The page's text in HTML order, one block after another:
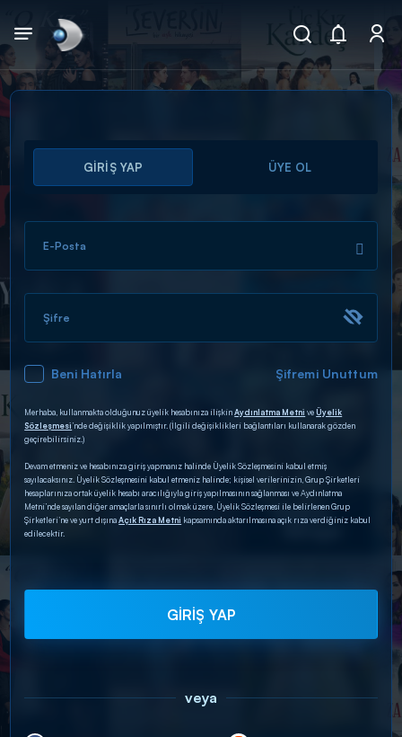
Arama
ARAMA SONUÇLARI
DİĞER SONUÇLAR
GİRİŞ YAP ÜYE OL
E-Posta
Şifre
Beni Hatırla Şifremi Unuttum
Merhaba, kullanmakta olduğunuz üyelik hesabınıza ilişkinAydınlatma Metni veÜyelik
Sözleşmesi’nde değişiklik yapılmıştır. (İlgili değişiklikleri bağlantıları kullanarak gözden
geçirebilirsiniz.)
Devam etmeniz ve hesabınıza giriş yapmanız halinde Üyelik Sözleşmesini kabul etmiş
sayılacaksınız. Üyelik Sözleşmesini kabul etmeniz halinde; kişisel verilerinizin, Grup Şirketleri
hesaplarınıza ortak üyelik hesabı aracılığıyla giriş yapılmasının sağlanması ve Aydınlatma
Metni’nde sayılan diğer amaçlarla sınırlı olmak üzere, Üyelik Sözleşmesi ile belirlenen Grup
Şirketleri’ne ve yurt dışınaAçık Rıza Metni kapsamında aktarılmasına açık rıza verdiğiniz kabul
edilecektir.
GİRİŞ YAP
veya